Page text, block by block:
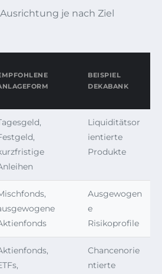
je nach Ziel
BEISPIEL
DEKABANK
Liquiditätsor
ientierte
Produkte
Ausgewogen
e
Risikoprofile
Chancenorie
ntierte